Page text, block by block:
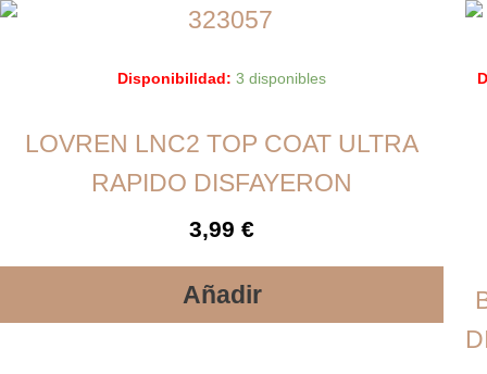
Disponibilidad: 3 disponibles
LOVREN LNC2 TOP COAT ULTRA
RAPIDO DISFAYERON
3,99 €
Añadir